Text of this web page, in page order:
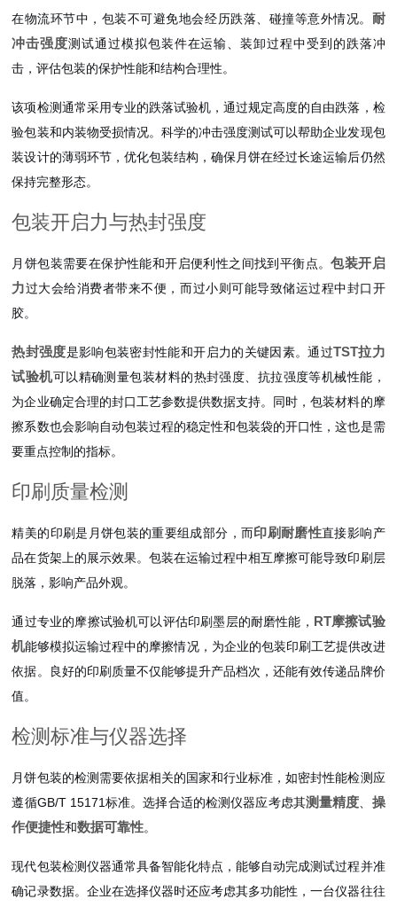
在物流环节中，包装不可避免地会经历跌落、碰撞等意外情况。 耐
冲击强度测试通过模拟包装件在运输、装卸过程中受到的跌落冲
击，评估包装的保护性能和结构合理性。
该项检测通常采用专业的跌落试验机，通过规定高度的自由跌落，检
验包装和内装物受损情况。科学的冲击强度测试可以帮助企业发现包
装设计的薄弱环节，优化包装结构，确保月饼在经过长途运输后仍然
保持完整形态。
包装开启力与热封强度
月饼包装需要在保护性能和开启便利性之间找到平衡点。包装开启
力过大会给消费者带来不便，而过小则可能导致储运过程中封口开
胶。
热封强度是影响包装密封性能和开启力的关键因素。通过TST拉力
试验机可以精确测量包装材料的热封强度、抗拉强度等机械性能，
为企业确定合理的封口工艺参数提供数据支持。同时，包装材料的摩
擦系数也会影响自动包装过程的稳定性和包装袋的开口性，这也是需
要重点控制的指标。
印刷质量检测
精美的印刷是月饼包装的重要组成部分，而印刷耐磨性直接影响产
品在货架上的展示效果。包装在运输过程中相互摩擦可能导致印刷层
脱落，影响产品外观。
通过专业的摩擦试验机可以评估印刷墨层的耐磨性能， RT摩擦试验
机能够模拟运输过程中的摩擦情况，为企业的包装印刷工艺提供改进
依据。良好的印刷质量不仅能够提升产品档次，还能有效传递品牌价
值。
检测标准与仪器选择
月饼包装的检测需要依据相关的国家和行业标准，如密封性能检测应
遵循GB/T 15171标准。选择合适的检测仪器应考虑其测量精度
操
作便捷性和数据可靠性。
现代包装检测仪器通常具备智能化特点，能够自动完成测试过程并准
确记录数据。企业在选择仪器时还应考虑其多功能性，一台仪器往往